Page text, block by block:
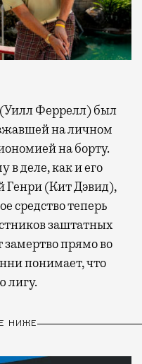
на личном
на борту.
деле, как и его
Генри (Кит Дэвид),
средство теперь
заштатных
замертво прямо во
понимает, что
лигу.
НИЖЕ